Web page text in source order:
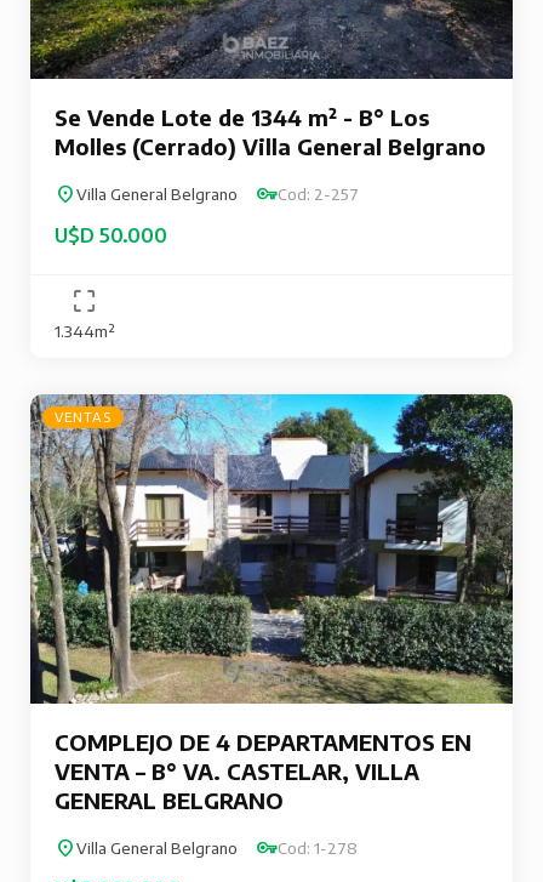
Se Vende Lote de 1344 m² - B° Los
Molles (Cerrado) Villa General Belgrano
Villa General Belgrano Cod: 2-257
U$D 50.000
1.344m²
VENTAS
COMPLEJO DE 4 DEPARTAMENTOS EN
VENTA – B° VA. CASTELAR, VILLA
GENERAL BELGRANO
Villa General Belgrano Cod: 1-278